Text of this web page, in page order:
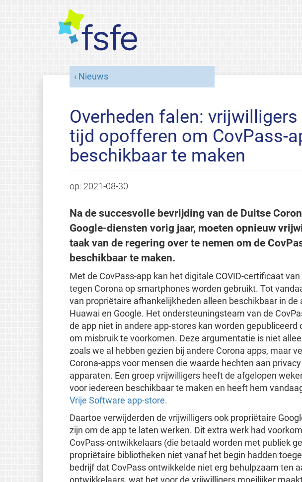
Nieuws
Overheden falen:
tijd opofferen om CovPass-
beschikbaar te maken
op: 2021-08-30
Na de succesvolle bevrijding van de Duitse
Google-diensten vorig jaar, moeten opnieuw
taak van de regering over te nemen om de
beschikbaar te maken.
Met de CovPass-app kan het digitale COVID-certificaat
tegen Corona op smartphones worden gebruikt. Tot
van propriëtaire afhankelijkheden alleen beschikbaar in de
Huawai en Google. Het ondersteuningsteam van de
de app niet in andere app-stores kan worden gepubliceerd
om misbruik te voorkomen. Deze argumentatie is niet
zoals we al hebben gezien bij andere Corona apps, maar
Corona-apps voor mensen die waarde hechten aan
apparaten. Een groep vrijwilligers heeft de afgelopen
voor iedereen beschikbaar te maken en heeft hem
Vrije Software app-store.
Daartoe verwijderden de vrijwilligers ook propriëtaire
zijn om de app te laten werken. Dit extra werk had
CovPass-ontwikkelaars (die betaald worden met publiek
propriëtaire bibliotheken niet vanaf het begin hadden
bedrijf dat CovPass ontwikkelde niet erg behulpzaam ten
ontwikkelaars, wat het voor de vrijwilligers moeilijker